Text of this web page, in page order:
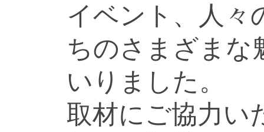
イベント、人々
ちのさまざまな
いりました。
取材にご協力い